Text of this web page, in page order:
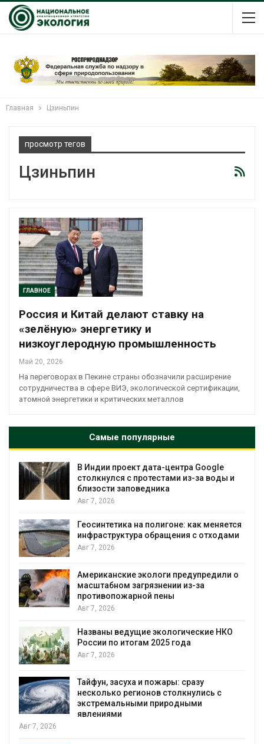
Главная Цзиньпин
просмотр тегов
Цзиньпин
ГЛАВНОЕ
Россия и Китай делают ставку на
«зелёную» энергетику и
низкоуглеродную промышленность
Май 20, 2026
На переговорах в Пекине страны обозначили расширение
сотрудничества в сфере ВИЭ, экологической сертификации,
атомной энергетики и критических металлов
Самые популярные
В Индии проект дата-центра Google
столкнулся с протестами из-за воды и
близости заповедника
Авг 7, 2026
Геосинтетика на полигоне: как меняется
инфраструктура обращения с отходами
Авг 7, 2026
Американские экологи предупредили о
масштабном загрязнении из-за
противопожарной пены
Авг 7, 2026
Названы ведущие экологические НКО
России по итогам 2025 года
Авг 7, 2026
Тайфун, засуха и пожары: сразу
несколько регионов столкнулись с
экстремальными природными
явлениями
Авг 7, 2026